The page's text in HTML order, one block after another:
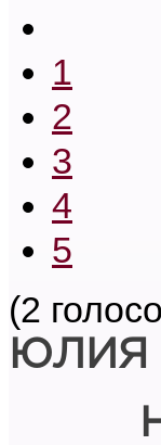
1
2
3
4
5
(2
ЮЛИЯ